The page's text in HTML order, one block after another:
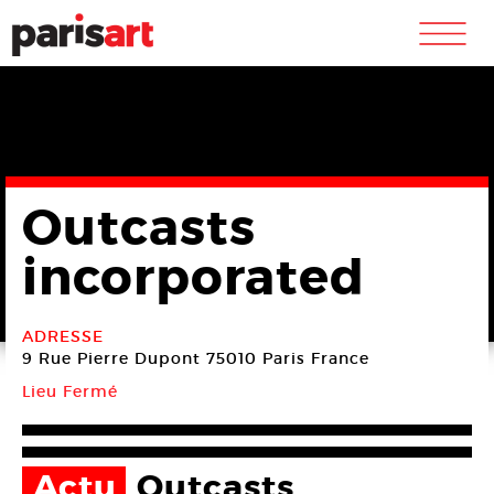
m
Outcasts
incorporated
ADRESSE
9 Rue Pierre Dupont 75010 Paris France
Lieu Fermé